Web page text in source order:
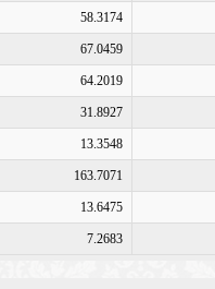
58.3174
67.0459
64.2019
31.8927
13.3548
163.7071
13.6475
7.2683